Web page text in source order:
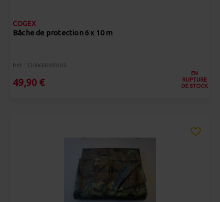
COGEX
Bâche de protection 6 x 10 m
Réf : 3300668400189
49,90 €
EN
RUPTURE
DE STOCK